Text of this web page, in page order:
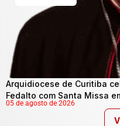
Arquidiocese de Curitiba
Fedalto com Santa Missa
05 de agosto de 2026